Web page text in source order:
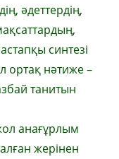
әдеттердің,
синтезі
ортақ нәтиже –
танитын
ана­ғұрлым
жерінен